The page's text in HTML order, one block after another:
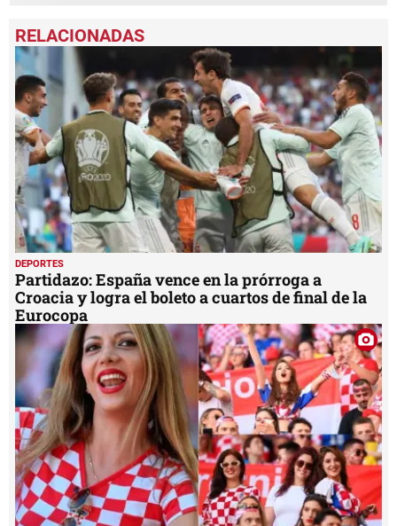
DEPORTES
Partidazo: España vence en la prórroga a
Croacia y logra el boleto a cuartos de final de la
Eurocopa